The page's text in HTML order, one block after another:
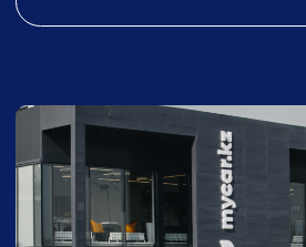
Заказать обратный звонок
Для скачивания